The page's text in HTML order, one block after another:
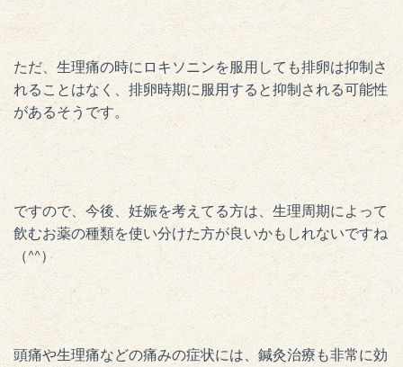
ただ、生理痛の時にロキソニンを服用しても排卵は抑制さ
れることはなく、排卵時期に服用すると抑制される可能性
があるそうです。
ですので、今後、妊娠を考えてる方は、生理周期によって
飲むお薬の種類を使い分けた方が良いかもしれないですね
（^^）
頭痛や生理痛などの痛みの症状には、鍼灸治療も非常に効